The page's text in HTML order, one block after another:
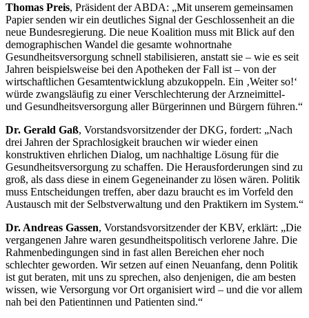
Thomas Preis, Präsident der ABDA: „Mit unserem gemeinsamen
Papier senden wir ein deutliches Signal der Geschlossenheit an die
neue Bundesregierung. Die neue Koalition muss mit Blick auf den
demographischen Wandel die gesamte wohnortnahe
Gesundheitsversorgung schnell stabilisieren, anstatt sie – wie es seit
Jahren beispielsweise bei den Apotheken der Fall ist – von der
wirtschaftlichen Gesamtentwicklung abzukoppeln. Ein ‚Weiter so!‘
würde zwangsläufig zu einer Verschlechterung der Arzneimittel-
und Gesundheitsversorgung aller Bürgerinnen und Bürgern führen.“
Dr. Gerald Gaß, Vorstandsvorsitzender der DKG, fordert: „Nach
drei Jahren der Sprachlosigkeit brauchen wir wieder einen
konstruktiven ehrlichen Dialog, um nachhaltige Lösung für die
Gesundheitsversorgung zu schaffen. Die Herausforderungen sind zu
groß, als dass diese in einem Gegeneinander zu lösen wären. Politik
muss Entscheidungen treffen, aber dazu braucht es im Vorfeld den
Austausch mit der Selbstverwaltung und den Praktikern im System.“
Dr. Andreas Gassen, Vorstandsvorsitzender der KBV, erklärt: „Die
vergangenen Jahre waren gesundheitspolitisch verlorene Jahre. Die
Rahmenbedingungen sind in fast allen Bereichen eher noch
schlechter geworden. Wir setzen auf einen Neuanfang, denn Politik
ist gut beraten, mit uns zu sprechen, also denjenigen, die am besten
wissen, wie Versorgung vor Ort organisiert wird – und die vor allem
nah bei den Patientinnen und Patienten sind.“